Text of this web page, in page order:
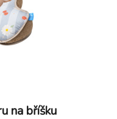
na bříšku